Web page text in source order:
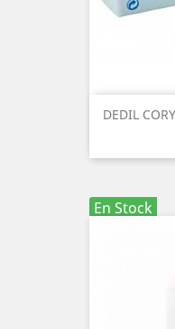
DEDIL
En Stock